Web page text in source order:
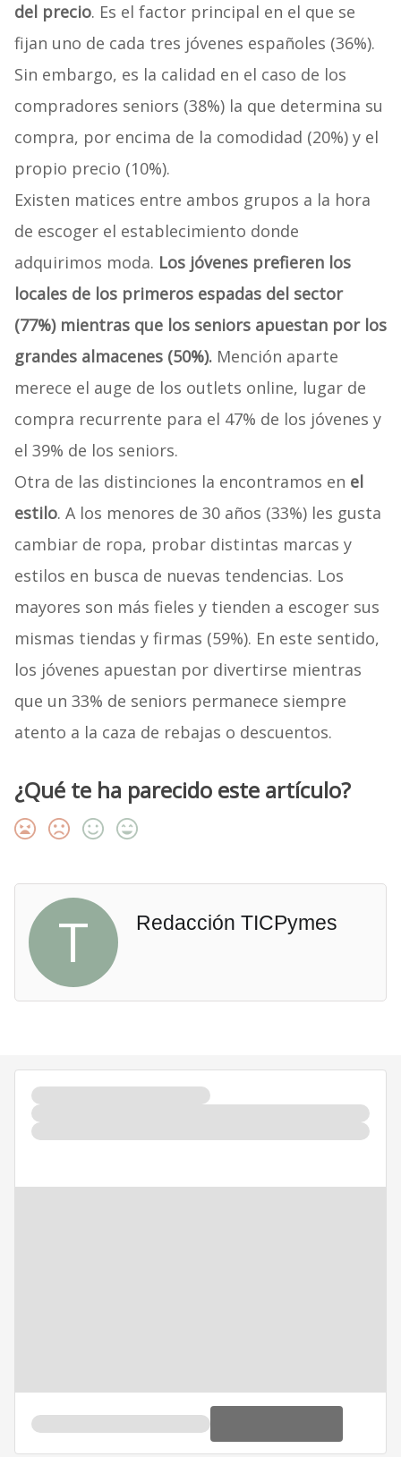
del precio. Es el factor principal en el que se
fijan uno de cada tres jóvenes españoles (36%).
Sin embargo, es la calidad en el caso de los
compradores seniors (38%) la que determina su
compra, por encima de la comodidad (20%) y el
propio precio (10%).
Existen matices entre ambos grupos a la hora
de escoger el establecimiento donde
adquirimos moda. Los jóvenes prefieren los
locales de los primeros espadas del sector
(77%) mientras que los seniors apuestan por los
grandes almacenes (50%).Mención aparte
merece el auge de los outlets online, lugar de
compra recurrente para el 47% de los jóvenes y
el 39% de los seniors.
Otra de las distinciones la encontramos en el
estilo. A los menores de 30 años (33%) les gusta
cambiar de ropa, probar distintas marcas y
estilos en busca de nuevas tendencias. Los
mayores son más fieles y tienden a escoger sus
mismas tiendas y firmas (59%). En este sentido,
los jóvenes apuestan por divertirse mientras
que un 33% de seniors permanece siempre
atento a la caza de rebajas o descuentos.
¿Qué te ha parecido este artículo?
T Redacción TICPymes